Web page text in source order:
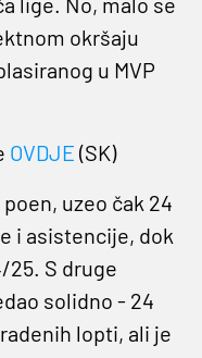
okršaju
u MVP
OVDJE (SK)
uzeo čak 24
i asistencije, dok
25. S druge
solidno - 24
lopti, ali je